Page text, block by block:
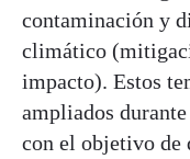
contaminación y
climático
impacto). Estos
ampliados
con el objetivo de